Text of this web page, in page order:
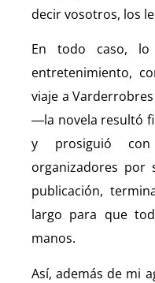
decir vosotros, los
En todo caso,
entretenimiento,
viaje a
―la novela resultó
y prosiguió
organizadores por
publicación,
largo para que
manos.
Así, además de mi